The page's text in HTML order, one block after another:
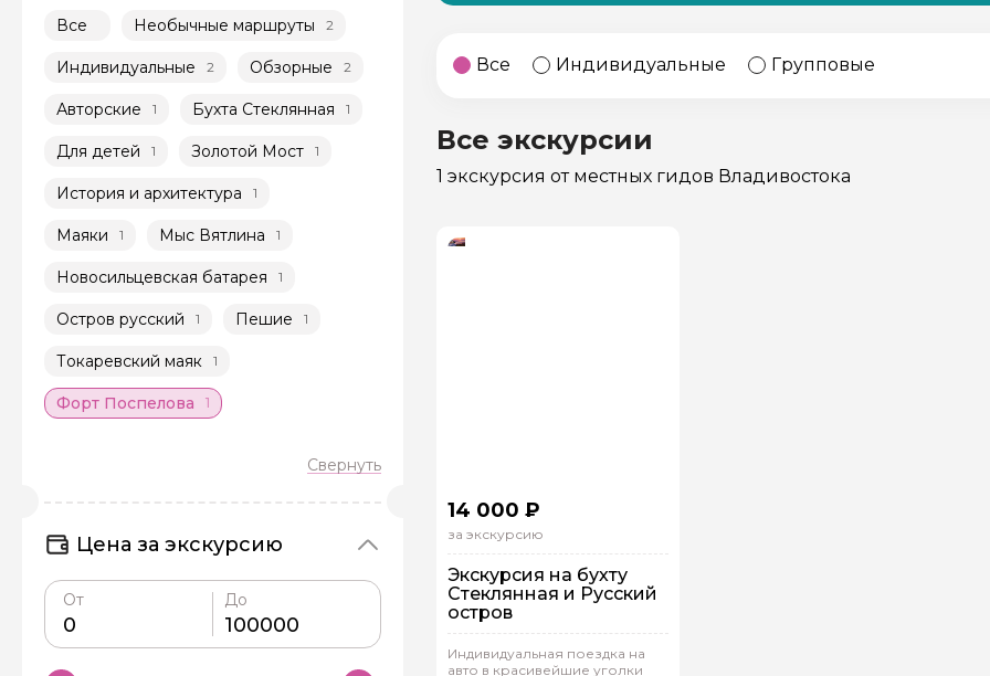
17 экскурсий
Все Необычные маршруты 2
Индивидуальные 2 Обзорные 2
Авторские 1 Бухта Стеклянная 1
Для детей 1 Золотой Мост 1
История и архитектура 1
Маяки 1 Мыс Вятлина 1
Новосильцевская батарея 1
Остров русский 1 Пешие 1
Токаревский маяк 1
Форт Поспелова 1
Цена за экскурсию
От До
Все Индивидуальные Групповые
Все экскурсии
1 экскурсия от местных гидов Владивостока
14 000 ₽
за экскурсию
Экскурсия на бухту
Стеклянная и Русский
остров
Индивидуальная поездка на
авто в красивейшие уголки
Индивидуальная
На машине